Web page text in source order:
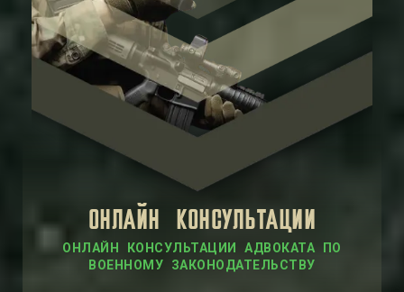
ОНЛАЙН КОНСУЛЬТАЦИИ
ОНЛАЙН КОНСУЛЬТАЦИИ АДВОКАТА ПО
ВОЕННОМУ ЗАКОНОДАТЕЛЬСТВУ